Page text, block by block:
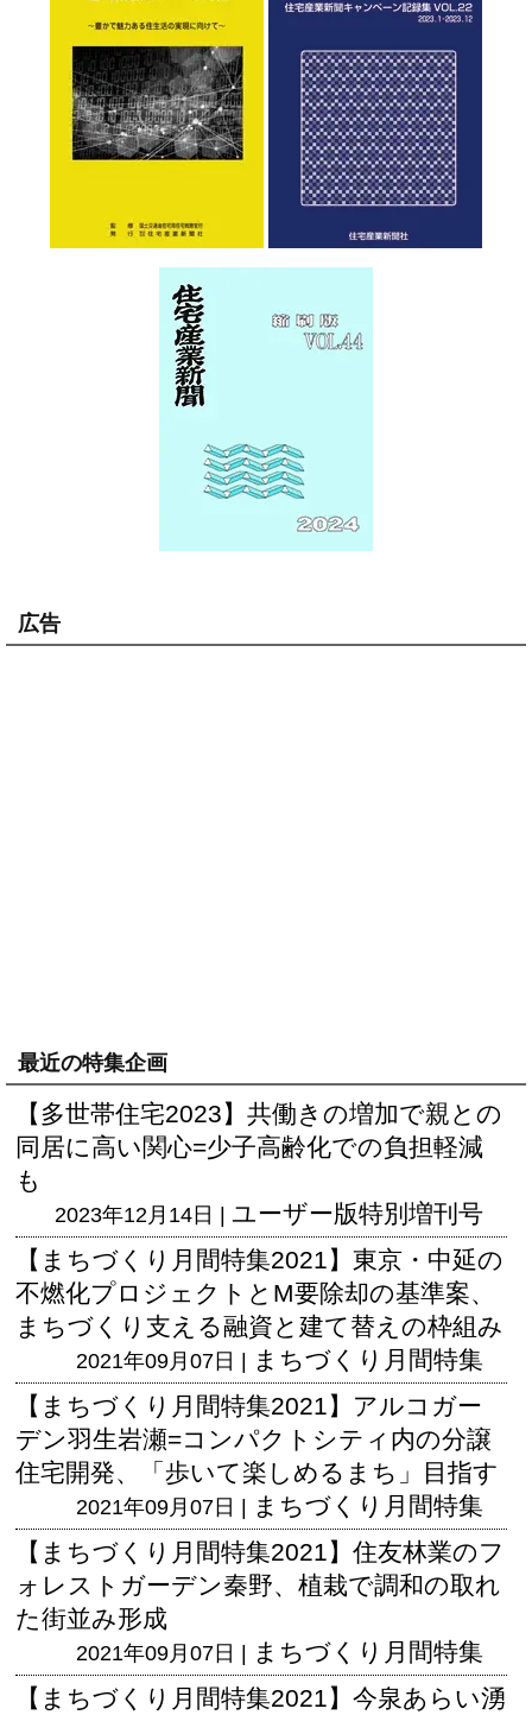
広告
最近の特集企画
【多世帯住宅2023】共働きの増加で親との
同居に高い関心=少子高齢化での負担軽減
も
2023年12月14日 | ユーザー版特別増刊号
【まちづくり月間特集2021】東京・中延の
不燃化プロジェクトとM要除却の基準案、
まちづくり支える融資と建て替えの枠組み
2021年09月07日 | まちづくり月間特集
【まちづくり月間特集2021】アルコガー
デン羽生岩瀬=コンパクトシティ内の分譲
住宅開発、「歩いて楽しめるまち」目指す
2021年09月07日 | まちづくり月間特集
【まちづくり月間特集2021】住友林業のフ
ォレストガーデン秦野、植栽で調和の取れ
た街並み形成
2021年09月07日 | まちづくり月間特集
【まちづくり月間特集2021】今泉あらい湧